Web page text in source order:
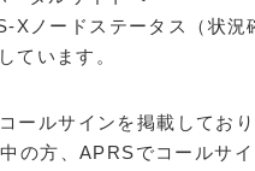
Xノードステータス（状況
ています。
ールサインを掲載してお
の方、APRSでコールサ